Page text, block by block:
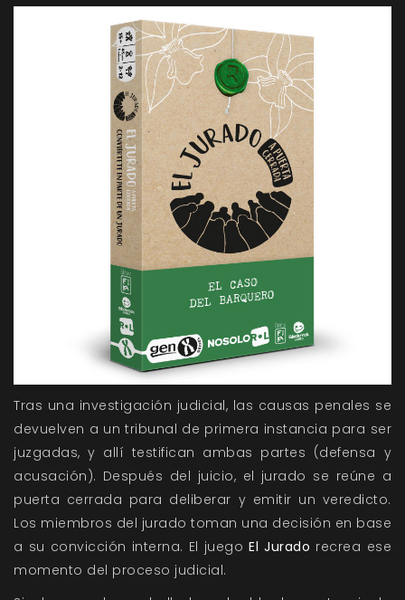
Tras una investigación judicial, las causas penales se
devuelven a un tribunal de primera instancia para ser
juzgadas, y allí testifican ambas partes (defensa y
acusación). Después del juicio, el jurado se reúne a
puerta cerrada para deliberar y emitir un veredicto.
Los miembros del jurado toman una decisión en base
a su convicción interna. El juegoEl Jurado recrea ese
momento del proceso judicial.